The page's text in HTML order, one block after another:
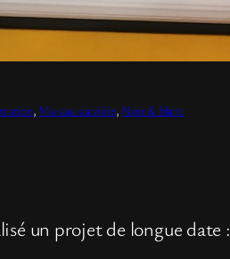
, Ma-aaa-aa viiiie, Noir & blanc
un projet de longue date :